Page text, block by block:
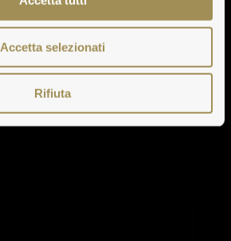
Accetta selezionati
Rifiuta